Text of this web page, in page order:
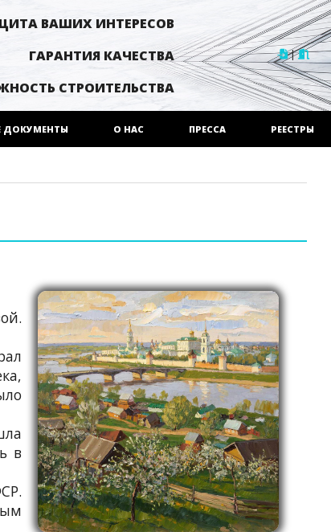
ВАШИХ ИНТЕРЕСОВ
ГАРАНТИЯ КАЧЕСТВА
СТРОИТЕЛЬСТВА
|
ДОКУМЕНТЫ О НАС ПРЕССА РЕЕСТРЫ
в